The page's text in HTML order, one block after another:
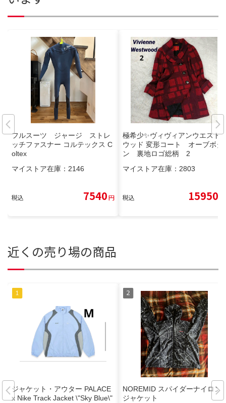
フルスーツ ジャージ ストレ
ッチファスナー コルテックス C
oltex
マイストア在庫： 2146
税込 7540円
極希少✨ヴィヴィアンウエスト
ウッド 変形コート オーブボタ
ン 裏地ロゴ総柄 2
マイストア在庫： 2803
税込 15950
近くの売り場の商品
ジャケット・アウター PALACE
x Nike Track Jacket \"Sky Blue\"
NOREMID スパイダーナイロン
ジャケット